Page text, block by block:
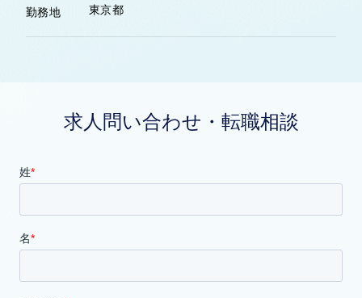
勤務地 東京都
求人問い合わせ・転職相談